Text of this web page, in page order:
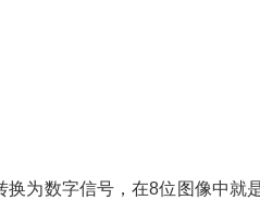
换为数字信号，在8位图像中就